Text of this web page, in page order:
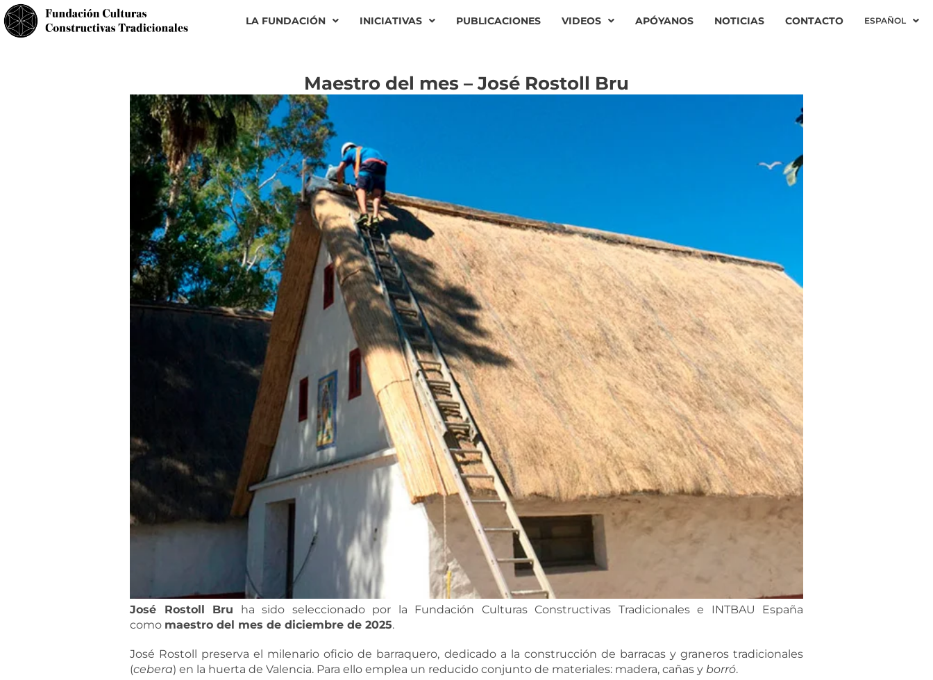
LA FUNDACIÓN INICIATIVAS PUBLICACIONES VIDEOS APÓYANOS NOTICIAS CONTACTO ESPAÑOL
Maestro del mes – José Rostoll Bru
José Rostoll Bru ha sido seleccionado por la Fundación Culturas Constructivas Tradicionales e INTBAU España
como maestro del mes de diciembre de 2025.
José Rostoll preserva el milenario oficio de barraquero, dedicado a la construcción de barracas y graneros tradicionales
(cebera) en la huerta de Valencia. Para ello emplea un reducido conjunto de materiales: madera, cañas y borró.